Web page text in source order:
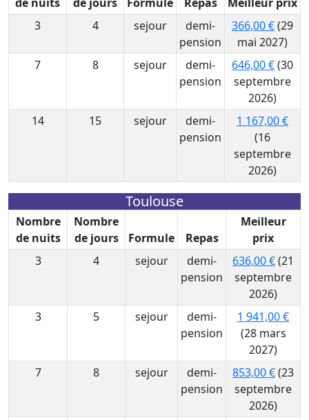
3
4 sejour
demi-
pension
366,00 €(29
mai 2027)
7
8 sejour
demi-
pension
646,00 €(30
septembre
2026)
14
15 sejour
demi-
pension
1 167,00 €
(16
septembre
2026)
Toulouse
Nombre
de nuits
Nombre
de jours
Formule Repas
Meilleur
prix
3
4 sejour
demi-
pension
636,00 €(21
septembre
2026)
3
5 sejour
demi-
pension
1 941,00 €
(28 mars
2027)
7
8 sejour
demi-
pension
853,00 €(23
septembre
2026)